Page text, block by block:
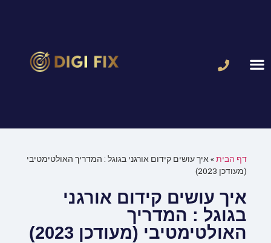
דף הבית»איך עושים קידום אורגני בגוגל : המדריך האולטימטיבי
(מעודכן 2023)
איך עושים קידום אורגני
בגוגל : המדריך
האולטימטיבי (מעודכן 2023)